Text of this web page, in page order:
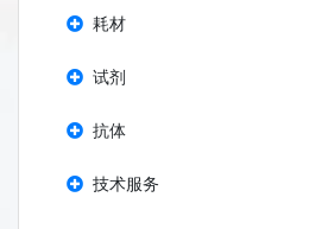
耗材
试剂
抗体
技术服务